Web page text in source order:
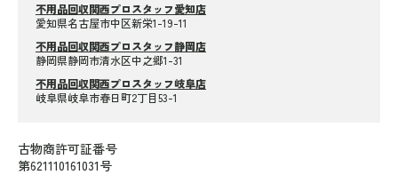
不用品回収関西プロスタッフ愛知店
愛知県名古屋市中区新栄1-19-11
不用品回収関西プロスタッフ静岡店
静岡県静岡市清水区中之郷1-31
不用品回収関西プロスタッフ岐阜店
岐阜県岐阜市春日町2丁目53-1
古物商許可証番号
第621110161031号